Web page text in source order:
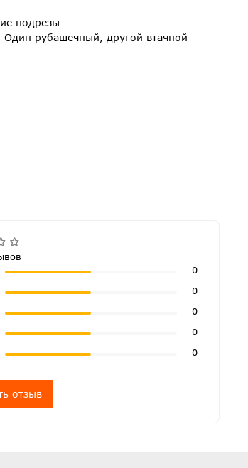
подрезы
рубашечный, другой втачной
0
0
0
0
0
отзыв